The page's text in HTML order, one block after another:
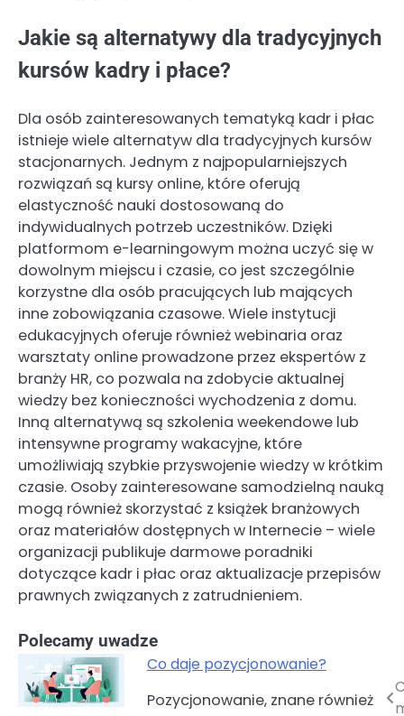
Jakie są alternatywy dla tradycyjnych
kursów kadry i płace?
Dla osób zainteresowanych tematyką kadr i płac
istnieje wiele alternatyw dla tradycyjnych kursów
stacjonarnych. Jednym z najpopularniejszych
rozwiązań są kursy online, które oferują
elastyczność nauki dostosowaną do
indywidualnych potrzeb uczestników. Dzięki
platformom e-learningowym można uczyć się w
dowolnym miejscu i czasie, co jest szczególnie
korzystne dla osób pracujących lub mających
inne zobowiązania czasowe. Wiele instytucji
edukacyjnych oferuje również webinaria oraz
warsztaty online prowadzone przez ekspertów z
branży HR, co pozwala na zdobycie aktualnej
wiedzy bez konieczności wychodzenia z domu.
Inną alternatywą są szkolenia weekendowe lub
intensywne programy wakacyjne, które
umożliwiają szybkie przyswojenie wiedzy w krótkim
czasie. Osoby zainteresowane samodzielną nauką
mogą również skorzystać z książek branżowych
oraz materiałów dostępnych w Internecie – wiele
organizacji publikuje darmowe poradniki
dotyczące kadr i płac oraz aktualizacje przepisów
prawnych związanych z zatrudnieniem.
Polecamy uwadze
Co daje pozycjonowanie?
Pozycjonowanie, znane również
Nawigacja